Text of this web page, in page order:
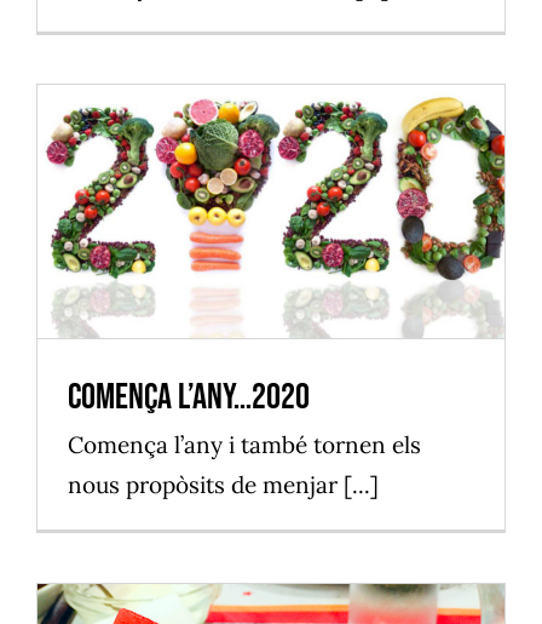
Comença l’any…2020
Vilassar de Mar
Comença l’any…2020
Comença l’any i també tornen els
nous propòsits de menjar [...]